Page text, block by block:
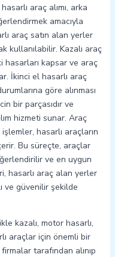
araç alımı, arka
amacıyla
araç satın alan yerler
kullanılabilir. Kazalı araç
hasarları kapsar ve araç
İkinci el hasarlı araç
göre alınması
bir parçasıdır ve
hizmeti sunar. Araç
işlemler, hasarlı araçların
Bu süreçte, araçlar
ve en uygun
hasarlı araç alan yerler
ve güvenilir şekilde
kazalı, motor hasarlı,
araçlar için önemli bir
tarafından alınıp